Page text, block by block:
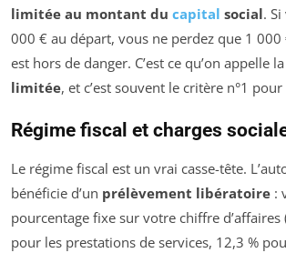
limitée au montant du capital social.
000 € au départ, vous ne perdez que 1
est hors de danger. C’est ce qu’on appelle la
limitée, et c’est souvent le critère n°1
Régime fiscal et charges
Le régime fiscal est un vrai casse-tête.
bénéficie d’un prélèvement libératoire :
pourcentage fixe sur votre chiffre
pour les prestations de services, 12,3 %